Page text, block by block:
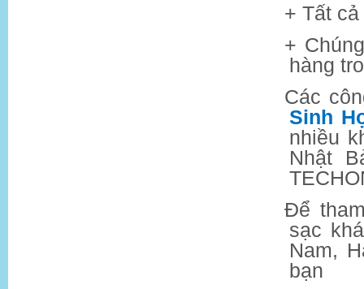
+ Tất
+
hàng
Các
Sinh
nhiều
Nhật
Để
sạc
Nam,
bạn